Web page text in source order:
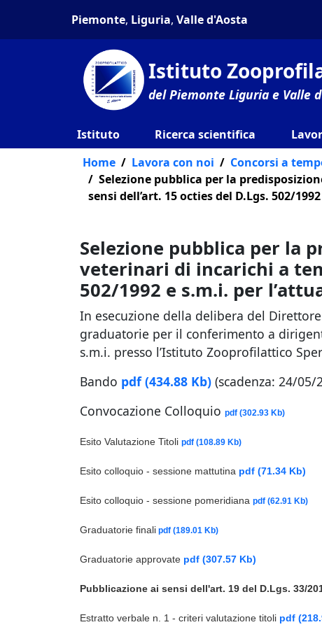
Piemonte, Liguria, Valle d'Aosta
Istituto
del Piemonte Liguria e Valle
Istituto Ricerca scientifica
Home
Lavora con noi
Concorsi a
Selezione pubblica per la
sensi dell’art. 15 octies del D.Lgs. 502/
Selezione pubblica per la
veterinari di incarichi a
502/1992 e s.m.i. per
In esecuzione della delibera del
graduatorie per il conferimento a
s.m.i. presso l’Istituto Zooprofilattico
Bando pdf (434.88 Kb) (scadenza: 24/05/
Convocazione Colloquio pdf (302.93 Kb)
Esito Valutazione Titoli pdf (108.89 Kb)
Esito colloquio - sessione mattutina pdf (71.34 Kb)
Esito colloquio - sessione pomeridiana pdf (62.91 Kb)
Graduatorie finali pdf (189.01 Kb)
Graduatorie approvate pdf (307.57 Kb)
Pubblicazione ai sensi dell'art. 19 del D.Lgs. 33/
Estratto verbale n. 1 - criteri valutazione titoli pdf